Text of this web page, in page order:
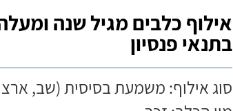
אילוף כלבים מגיל שנה
בתנאי פנסיון
סוג אילוף: משמעת בסיסית (שב,